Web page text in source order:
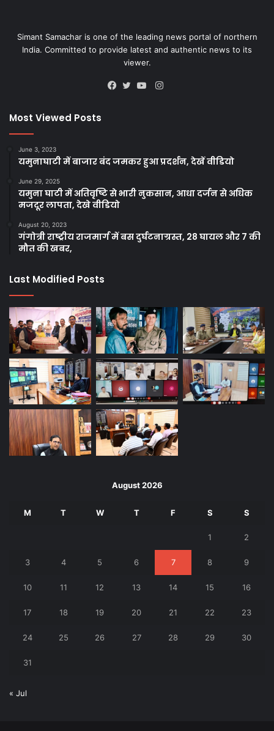
Simant Samachar is one of the leading news portal of northern
India. Committed to provide latest and authentic news to its
viewer.
Instagram
Most Viewed Posts
June 3, 2023
यमुनाघाटी में बाजार बंद जमकर हुआ प्रदर्शन, देखें वीडियो
June 29, 2025
यमुना घाटी में अतिवृष्टि से भारी नुकसान, आधा दर्जन से अधिक
मजदूर लापता, देखे वीडियो
August 20, 2023
गंगोत्री राष्ट्रीय राजमार्ग में बस दुर्घटनाग्रस्त, 28 घायल और 7 की
मौत की खबर,
Last Modified Posts
August 2026
M T W T F S S
1 2
3 4 5 6 7 8 9
10 11 12 13 14 15 16
17 18 19 20 21 22 23
24 25 26 27 28 29 30
31
« Jul